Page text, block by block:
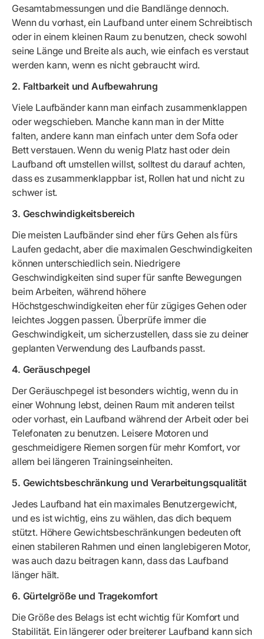
Gesamtabmessungen und die Bandlänge dennoch.
Wenn du vorhast, ein Laufband unter einem Schreibtisch
oder in einem kleinen Raum zu benutzen, check sowohl
seine Länge und Breite als auch, wie einfach es verstaut
werden kann, wenn es nicht gebraucht wird.
2. Faltbarkeit und Aufbewahrung
Viele Laufbänder kann man einfach zusammenklappen
oder wegschieben. Manche kann man in der Mitte
falten, andere kann man einfach unter dem Sofa oder
Bett verstauen. Wenn du wenig Platz hast oder dein
Laufband oft umstellen willst, solltest du darauf achten,
dass es zusammenklappbar ist, Rollen hat und nicht zu
schwer ist.
3. Geschwindigkeitsbereich
Die meisten Laufbänder sind eher fürs Gehen als fürs
Laufen gedacht, aber die maximalen Geschwindigkeiten
können unterschiedlich sein. Niedrigere
Geschwindigkeiten sind super für sanfte Bewegungen
beim Arbeiten, während höhere
Höchstgeschwindigkeiten eher für zügiges Gehen oder
leichtes Joggen passen. Überprüfe immer die
Geschwindigkeit, um sicherzustellen, dass sie zu deiner
geplanten Verwendung des Laufbands passt.
4. Geräuschpegel
Der Geräuschpegel ist besonders wichtig, wenn du in
einer Wohnung lebst, deinen Raum mit anderen teilst
oder vorhast, ein Laufband während der Arbeit oder bei
Telefonaten zu benutzen. Leisere Motoren und
geschmeidigere Riemen sorgen für mehr Komfort, vor
allem bei längeren Trainingseinheiten.
5. Gewichtsbeschränkung und Verarbeitungsqualität
Jedes Laufband hat ein maximales Benutzergewicht,
und es ist wichtig, eins zu wählen, das dich bequem
stützt. Höhere Gewichtsbeschränkungen bedeuten oft
einen stabileren Rahmen und einen langlebigeren Motor,
was auch dazu beitragen kann, dass das Laufband
länger hält.
6. Gürtelgröße und Tragekomfort
Die Größe des Belags ist echt wichtig für Komfort und
Stabilität. Ein längerer oder breiterer Laufband kann sich